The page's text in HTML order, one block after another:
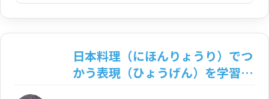
日本料理（にほんりょうり）でつ
かう表現（ひょうげん）を学習
（がくしゅう）しよう！ Let's